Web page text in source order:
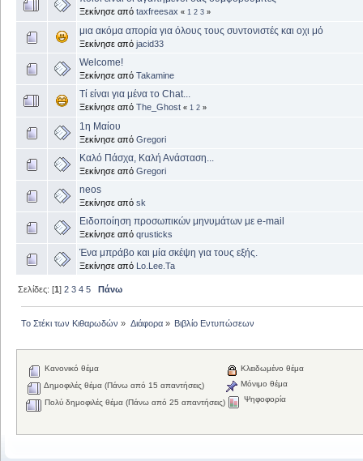
Ξεκίνησε από taxfreesax « 1 2 3 »
μια ακόμα απορία για όλους τους συντονιστές και οχι μό
Ξεκίνησε από jacid33
Welcome!
Ξεκίνησε από Takamine
Τί είναι για μένα το Chat...
Ξεκίνησε από The_Ghost « 1 2 »
1η Μαίου
Ξεκίνησε από Gregori
Καλό Πάσχα, Καλή Ανάσταση...
Ξεκίνησε από Gregori
neos
Ξεκίνησε από sk
Ειδοποίηση προσωπικών μηνυμάτων με e-mail
Ξεκίνησε από qrusticks
Ένα μπράβο και μία σκέψη για τους εξής.
Ξεκίνησε από Lo.Lee.Ta
Σελίδες: [1]2 3 4 5 Πάνω
Το Στέκι των Κιθαρωδών » Διάφορα» Βιβλίο Εντυπώσεων
Κανονικό θέμα
Δημοφιλές θέμα (Πάνω από 15 απαντήσεις)
Πολύ δημοφιλές θέμα (Πάνω από 25 απαντήσεις)
Κλειδωμένο θέμα
Μόνιμο θέμα
Ψηφοφορία